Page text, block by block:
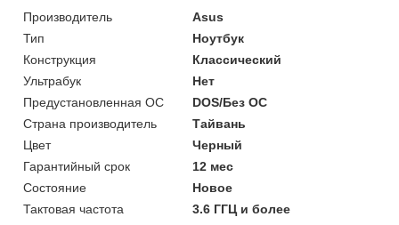
Производитель
Asus
Тип
Ноутбук
Конструкция
Классический
Ультрабук
Нет
Предустановленная ОС
DOS/Без ОС
Страна производитель
Тайвань
Цвет
Черный
Гарантийный срок
12 мес
Состояние
Новое
Тактовая частота
3.6 ГГЦ и более